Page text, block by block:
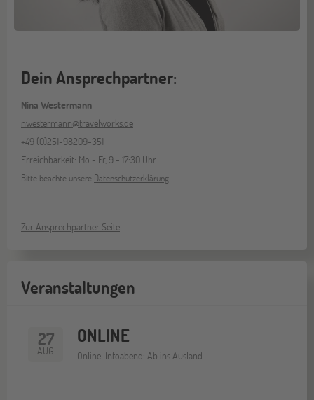
Dein Ansprechpartner:
Nina Westermann
nwestermann@travelworks.de
+49 (0)251-98209-351
Erreichbarkeit: Mo - Fr, 9 - 17:30 Uhr
Bitte beachte unsere Datenschutzerklärung
Zur Ansprechpartner Seite
Veranstaltungen
27
AUG
ONLINE
Online-Infoabend: Ab ins Ausland